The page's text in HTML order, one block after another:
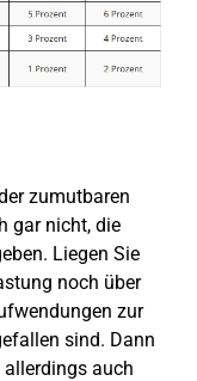
zumutbaren
gar nicht, die
Liegen Sie
noch über
zur
sind. Dann
allerdings auch